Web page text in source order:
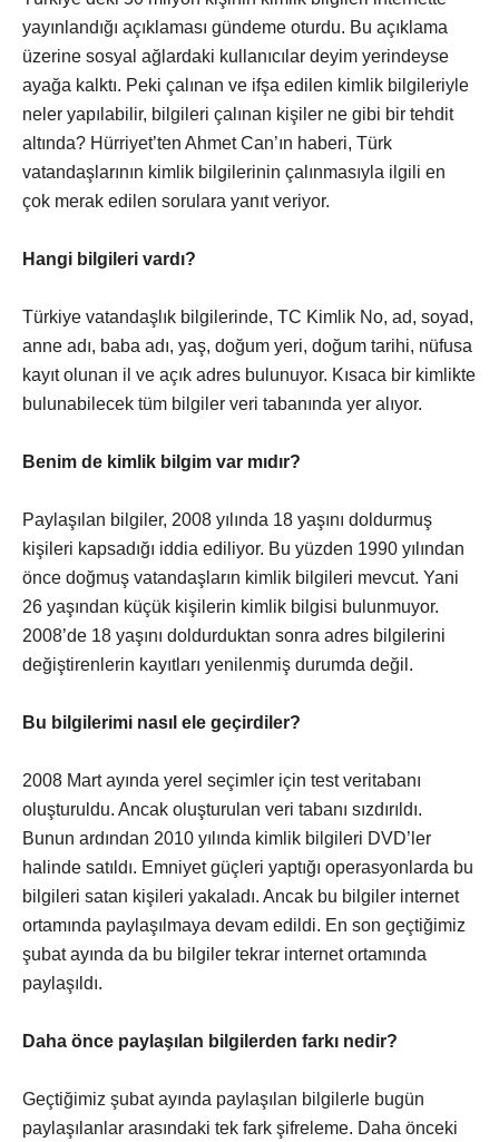
yayınlandığı açıklaması gündeme oturdu. Bu açıklama
üzerine sosyal ağlardaki kullanıcılar deyim yerindeyse
ayağa kalktı. Peki çalınan ve ifşa edilen kimlik bilgileriyle
neler yapılabilir, bilgileri çalınan kişiler ne gibi bir tehdit
altında? Hürriyet’ten Ahmet Can’ın haberi, Türk
vatandaşlarının kimlik bilgilerinin çalınmasıyla ilgili en
çok merak edilen sorulara yanıt veriyor.
Hangi bilgileri vardı?
Türkiye vatandaşlık bilgilerinde, TC Kimlik No, ad, soyad,
anne adı, baba adı, yaş, doğum yeri, doğum tarihi, nüfusa
kayıt olunan il ve açık adres bulunuyor. Kısaca bir kimlikte
bulunabilecek tüm bilgiler veri tabanında yer alıyor.
Benim de kimlik bilgim var mıdır?
Paylaşılan bilgiler, 2008 yılında 18 yaşını doldurmuş
kişileri kapsadığı iddia ediliyor. Bu yüzden 1990 yılından
önce doğmuş vatandaşların kimlik bilgileri mevcut. Yani
26 yaşından küçük kişilerin kimlik bilgisi bulunmuyor.
2008’de 18 yaşını doldurduktan sonra adres bilgilerini
değiştirenlerin kayıtları yenilenmiş durumda değil.
Bu bilgilerimi nasıl ele geçirdiler?
2008 Mart ayında yerel seçimler için test veritabanı
oluşturuldu. Ancak oluşturulan veri tabanı sızdırıldı.
Bunun ardından 2010 yılında kimlik bilgileri DVD’ler
halinde satıldı. Emniyet güçleri yaptığı operasyonlarda bu
bilgileri satan kişileri yakaladı. Ancak bu bilgiler internet
ortamında paylaşılmaya devam edildi. En son geçtiğimiz
şubat ayında da bu bilgiler tekrar internet ortamında
paylaşıldı.
Daha önce paylaşılan bilgilerden farkı nedir?
Geçtiğimiz şubat ayında paylaşılan bilgilerle bugün
paylaşılanlar arasındaki tek fark şifreleme. Daha önceki